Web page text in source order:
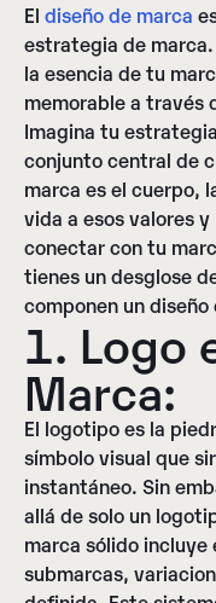
El diseño de marca
estrategia de
la esencia de tu
memorable a través
Imagina tu
conjunto central de
marca es el cuerpo,
vida a esos valores
conectar con tu
tienes un desglose
componen un
1. Logo
Marca:
El logotipo es la
símbolo visual que
instantáneo. Sin
allá de solo un
marca sólido
submarcas,